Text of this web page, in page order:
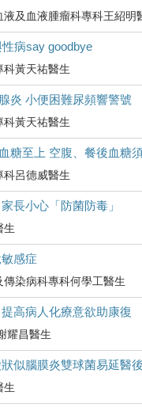
及血液腫瘤科專科王紹明
病say goodbye
科黃天祐醫生
炎 小便困難尿頻響警號
科黃天祐醫生
糖至上 空腹、餐後血糖
科呂德威醫生
長小心「防菌防毒」
生
感症
傳染病科專科何學工醫生
高病人化療意欲助康復
耀昌醫生
似腦膜炎雙球菌易延醫
生